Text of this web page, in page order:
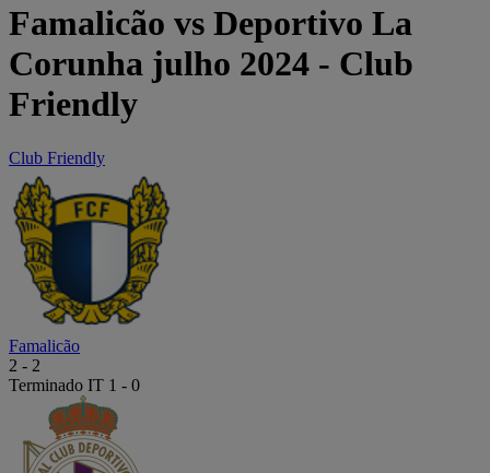
Famalicão vs Deportivo La
Corunha julho 2024 - Club
Friendly
Club Friendly
Famalicão
2 - 2
Terminado IT 1 - 0